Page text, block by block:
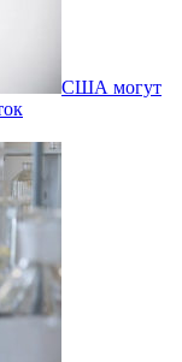
США могут